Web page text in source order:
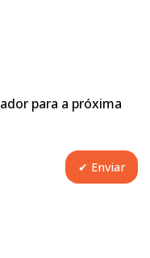
para a próxima